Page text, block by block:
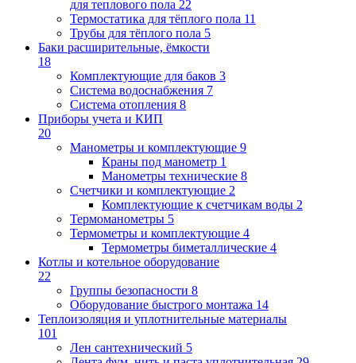
для теплового пола 22
Термостатика для тёплого пола 11
Трубы для тёплого пола 5
Баки расширительные, ёмкости
18
Комплектующие для баков 3
Система водоснабжения 7
Система отопления 8
Приборы учета и КИП
20
Манометры и комплектующие 9
Краны под манометр 1
Манометры технические 8
Счетчики и комплектующие 2
Комплектующие к счетчикам воды 2
Термоманометры 5
Термометры и комплектующие 4
Термометры биметаллические 4
Котлы и котельное оборудование
22
Группы безопасности 8
Оборудование быстрого монтажа 14
Теплоизоляция и уплотнительные материалы
101
Лен сантехнический 5